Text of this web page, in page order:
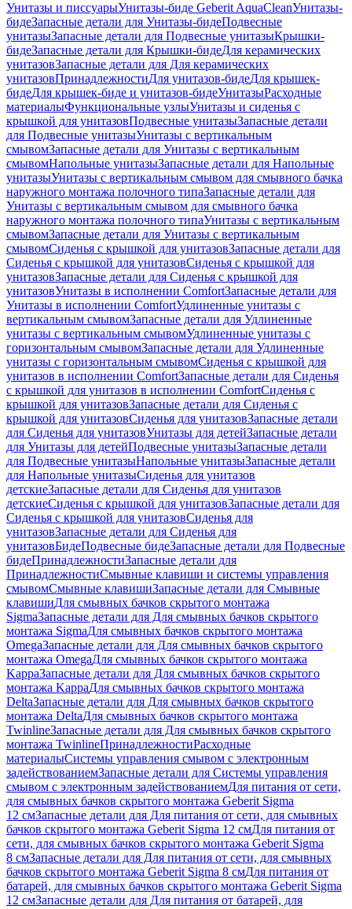
Унитазы и писсуарыУнитазы-биде Geberit AquaCleanУнитазы-
бидеЗапасные детали для Унитазы-бидеПодвесные
унитазыЗапасные детали для Подвесные унитазыКрышки-
бидеЗапасные детали для Крышки-бидеДля керамических
унитазовЗапасные детали для Для керамических
унитазовПринадлежностиДля унитазов-бидеДля крышек-
бидеДля крышек-биде и унитазов-бидеУнитазыРасходные
материалыФункциональные узлыУнитазы и сиденья с
крышкой для унитазовПодвесные унитазыЗапасные детали
для Подвесные унитазыУнитазы с вертикальным
смывомЗапасные детали для Унитазы с вертикальным
смывомНапольные унитазыЗапасные детали для Напольные
унитазыУнитазы с вертикальным смывом для смывного бачка
наружного монтажа полочного типаЗапасные детали для
Унитазы с вертикальным смывом для смывного бачка
наружного монтажа полочного типаУнитазы с вертикальным
смывомЗапасные детали для Унитазы с вертикальным
смывомСиденья с крышкой для унитазовЗапасные детали для
Сиденья с крышкой для унитазовСиденья с крышкой для
унитазовЗапасные детали для Сиденья с крышкой для
унитазовУнитазы в исполнении ComfortЗапасные детали для
Унитазы в исполнении ComfortУдлиненные унитазы с
вертикальным смывомЗапасные детали для Удлиненные
унитазы с вертикальным смывомУдлиненные унитазы с
горизонтальным смывомЗапасные детали для Удлиненные
унитазы с горизонтальным смывомСиденья с крышкой для
унитазов в исполнении ComfortЗапасные детали для Сиденья
с крышкой для унитазов в исполнении ComfortСиденья с
крышкой для унитазовЗапасные детали для Сиденья с
крышкой для унитазовСиденья для унитазовЗапасные детали
для Сиденья для унитазовУнитазы для детейЗапасные детали
для Унитазы для детейПодвесные унитазыЗапасные детали
для Подвесные унитазыНапольные унитазыЗапасные детали
для Напольные унитазыСиденья для унитазов
детскиеЗапасные детали для Сиденья для унитазов
детскиеСиденья с крышкой для унитазовЗапасные детали для
Сиденья с крышкой для унитазовСиденья для
унитазовЗапасные детали для Сиденья для
унитазовБидеПодвесные бидеЗапасные детали для Подвесные
бидеПринадлежностиЗапасные детали для
ПринадлежностиСмывные клавиши и системы управления
смывомСмывные клавишиЗапасные детали для Смывные
клавишиДля смывных бачков скрытого монтажа
SigmaЗапасные детали для Для смывных бачков скрытого
монтажа SigmaДля смывных бачков скрытого монтажа
OmegaЗапасные детали для Для смывных бачков скрытого
монтажа OmegaДля смывных бачков скрытого монтажа
KappaЗапасные детали для Для смывных бачков скрытого
монтажа KappaДля смывных бачков скрытого монтажа
DeltaЗапасные детали для Для смывных бачков скрытого
монтажа DeltaДля смывных бачков скрытого монтажа
TwinlineЗапасные детали для Для смывных бачков скрытого
монтажа TwinlineПринадлежностиРасходные
материалыСистемы управления смывом с электронным
задействованиемЗапасные детали для Системы управления
смывом с электронным задействованиемДля питания от сети,
для смывных бачков скрытого монтажа Geberit Sigma
12 смЗапасные детали для Для питания от сети, для смывных
бачков скрытого монтажа Geberit Sigma 12 смДля питания от
сети, для смывных бачков скрытого монтажа Geberit Sigma
8 смЗапасные детали для Для питания от сети, для смывных
бачков скрытого монтажа Geberit Sigma 8 смДля питания от
батарей, для смывных бачков скрытого монтажа Geberit Sigma
12 смЗапасные детали для Для питания от батарей, для